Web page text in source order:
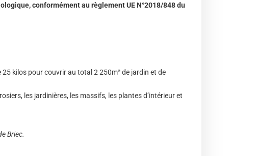
conformément au règlement UE N°2018/848 du
kilos pour couvrir au total 2 250m² de jardin et de
les jardinières, les massifs, les plantes d’intérieur et
Briec.